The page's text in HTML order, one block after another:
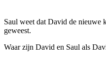
Saul weet dat David de nieuwe
geweest.
Waar zijn David en Saul als